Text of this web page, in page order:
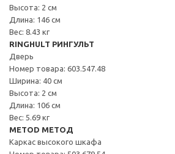
Высота: 2 см
Длина: 146 см
Вес: 8.43 кг
RINGHULT РИНГУЛЬТ
Дверь
Номер товара: 603.547.48
Ширина: 40 см
Высота: 2 см
Длина: 106 см
Вес: 5.69 кг
METOD МЕТОД
Каркас высокого шкафа